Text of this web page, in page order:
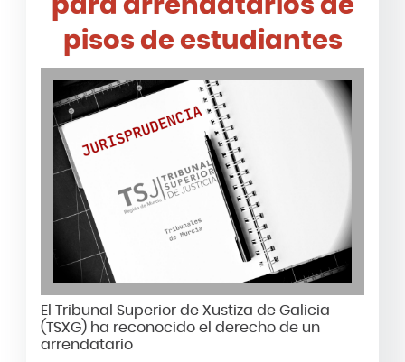
para arrendatarios de
pisos de estudiantes
El Tribunal Superior de Xustiza de Galicia
(TSXG) ha reconocido el derecho de un
arrendatario